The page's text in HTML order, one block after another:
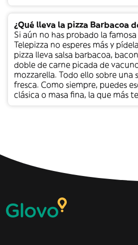
¿Qué lleva la pizza Barbacoa
Si aún no has probado la
Telepizza no esperes más y
pizza lleva salsa barbacoa,
doble de carne picada de
mozzarella. Todo ello sobre una
fresca. Como siempre, puedes
clásica o masa fina, la que más